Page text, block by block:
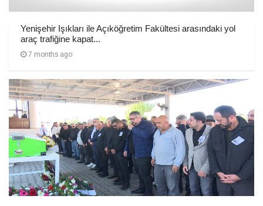
Yenişehir Işıkları ile Açıköğretim Fakültesi arasındaki yol
araç trafiğine kapat...
7 months ago